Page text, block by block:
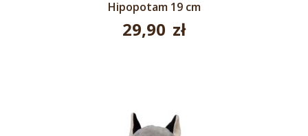
Hipopotam 19 cm
29,90 zł